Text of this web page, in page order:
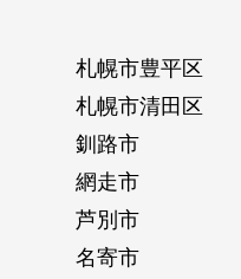
札幌市豊平区
札幌市清田区
釧路市
網走市
芦別市
名寄市